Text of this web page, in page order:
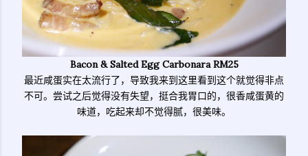
Bacon & Salted Egg Carbonara RM25
最近咸蛋实在太流行了，导致我来到这里看到这个就觉得非点
不可。尝试之后觉得没有失望，挺合我胃口的，很香咸蛋黄的
味道，吃起来却不觉得腻，很美味。